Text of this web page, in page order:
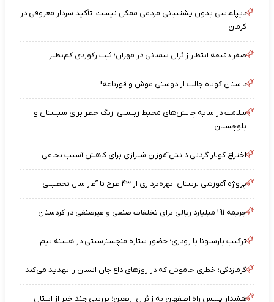
دیپلماسی بدون پشتیبانی مردمی ممکن نیست؛ تأکید سردار معروفی در
کرمان
صفر دقیقه انتظار زائران سمنانی در مهران؛ ثبت رکوردی کم‌نظیر
داستان کوتاه جالب از دوستی موش و قورباغه!
سلامت در سایه چالش‌های محیط زیستی؛ زنگ خطر برای سیستان و
بلوچستان
اختراع کولار گردنی دانش‌آموزان شیرازی برای کاهش آسیب نخاعی
پروژه آموزشی لرستان؛ بهره‌برداری از ۴۳ طرح تا آغاز سال تحصیلی
جریمه ۱۹۱ میلیارد ریالی برای تخلفات صنفی و غیرصنفی در کردستان
ترکیب بارسلونا با رودری؛ حضور ستاره منچسترسیتی در هسته تیم
گرمازدگی؛ خطری خاموش که در روزهای داغ جان انسان را تهدید می‌کند
هشدار پلیس راه اصفهان به زائران اربعین؛ بررسی چند خبر از استان